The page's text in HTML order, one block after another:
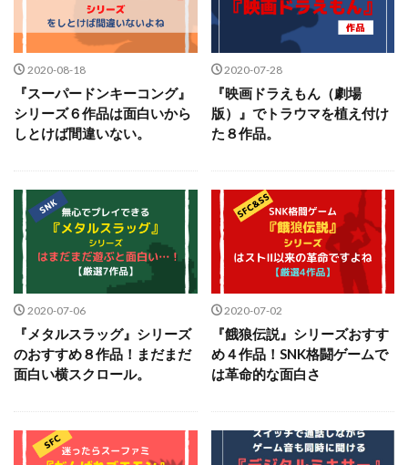
2020-08-18
『スーパードンキーコング』
シリーズ６作品は面白いから
しとけば間違いない。
2020-07-28
『映画ドラえもん（劇場
版）』でトラウマを植え付け
た８作品。
2020-07-06
『メタルスラッグ』シリーズ
のおすすめ８作品！まだまだ
面白い横スクロール。
2020-07-02
『餓狼伝説』シリーズおすす
め４作品！SNK格闘ゲームで
は革命的な面白さ